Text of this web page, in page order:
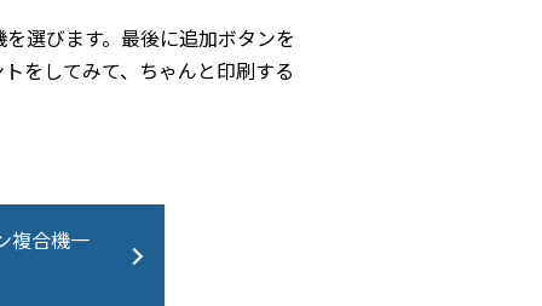
選びます。最後に追加ボタンを
をしてみて、ちゃんと印刷する
複合機一